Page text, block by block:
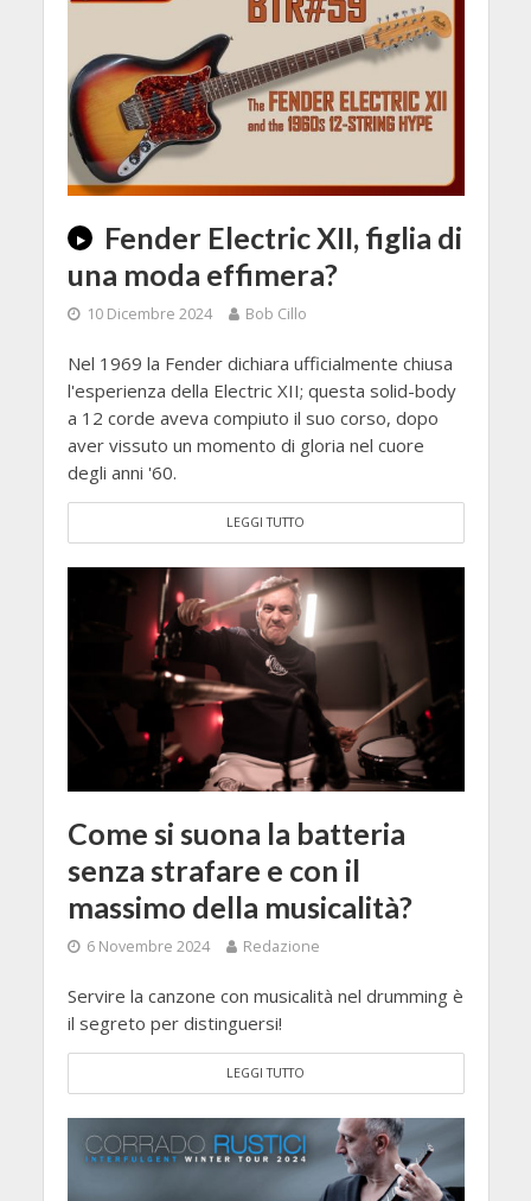
Fender Electric XII, figlia di
una moda effimera?
10 Dicembre 2024 Bob Cillo
Nel 1969 la Fender dichiara ufficialmente chiusa
l'esperienza della Electric XII; questa solid-body
a 12 corde aveva compiuto il suo corso, dopo
aver vissuto un momento di gloria nel cuore
degli anni '60.
LEGGI TUTTO
Come si suona la batteria
senza strafare e con il
massimo della musicalità?
6 Novembre 2024 Redazione
Servire la canzone con musicalità nel drumming è
il segreto per distinguersi!
LEGGI TUTTO